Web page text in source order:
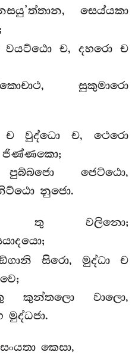
සෙය්යකා
ච, දහරො ච
සුකුමාරො
ච වුද්ධො ච, ථෙරො
ජෙට්ඨො,
නුජො.
තු වලිනො;
සිරො, මුද්ධා ච
කුන්තලො වාලො,
කෙසා,